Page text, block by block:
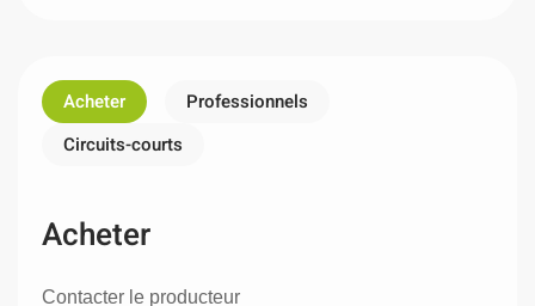
Acheter
Professionnels
Circuits-courts
Acheter
Contacter le producteur